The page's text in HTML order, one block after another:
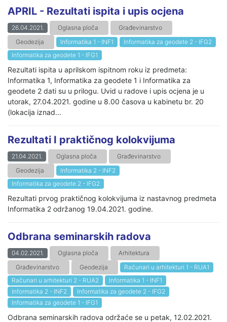
APRIL - Rezultati ispita i upis ocjena
26.04.2021. Oglasna ploča
Građevinarstvo
Geodezija
Informatika 1 - INF1
Informatika za geodete 2 - IFG2
Informatika za geodete 1 - IFG1
Rezultati ispita u aprilskom ispitnom roku iz predmeta:
Informatika 1, Informatika za geodete 1 i Informatika za
geodete 2 dati su u prilogu. Uvid u radove i upis ocjena je u
utorak, 27.04.2021. godine u 8.00 časova u kabinetu br. 20
(lokacija iznad...
Rezultati I praktičnog kolokvijuma
21.04.2021. Oglasna ploča
Građevinarstvo
Geodezija
Informatika 2 - INF2
Informatika za geodete 2 - IFG2
Rezultati prvog praktičnog kolokvijuma iz nastavnog predmeta
Informatika 2 održanog 19.04.2021. godine.
Odbrana seminarskih radova
04.02.2021. Oglasna ploča
Arhitektura
Građevinarstvo
Geodezija
Računari u arhitekturi 1 - RUA1
Računari u arhitekturi 2 - RUA2
Informatika 1 - INF1
Informatika 2 - INF2
Informatika za geodete 2 - IFG2
Informatika za geodete 1 - IFG1
Odbrana seminarskih radova održaće se u petak, 12.02.2021.